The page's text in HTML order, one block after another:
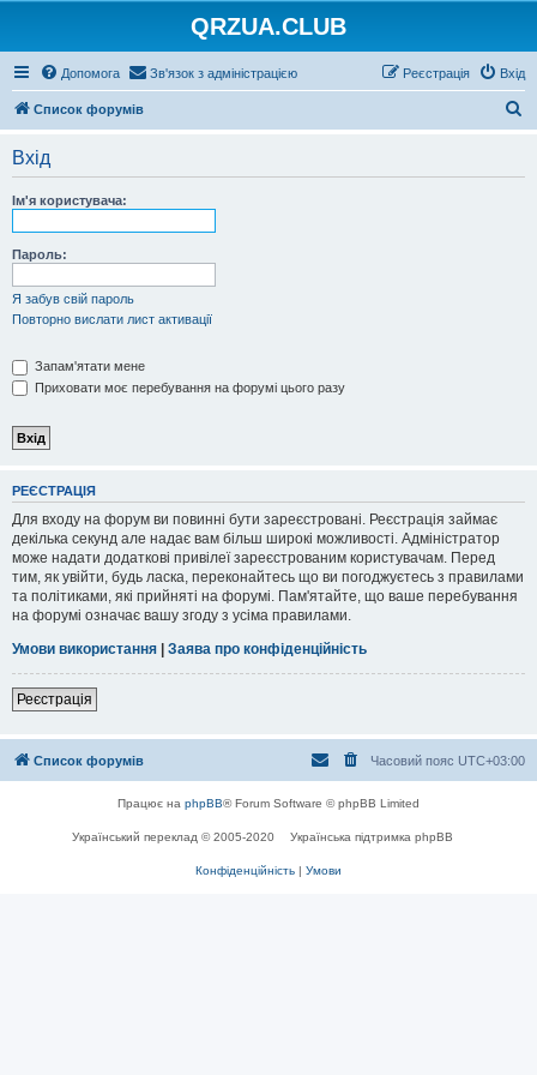
QRZUA.CLUB
Допомога Зв'язок з адміністрацією Вхід
Реєстрація
Список форумів
Вхід
Ім'я користувача:
Пароль:
Я забув свій пароль
Повторно вислати лист активації
Запам'ятати мене
Приховати моє перебування на форумі цього разу
РЕЄСТРАЦІЯ
Для входу на форум ви повинні бути зареєстровані. Реєстрація займає
декілька секунд але надає вам більш широкі можливості. Адміністратор
може надати додаткові привілеї зареєстрованим користувачам. Перед
тим, як увійти, будь ласка, переконайтесь що ви погоджуєтесь з правилами
та політиками, які прийняті на форумі. Пам'ятайте, що ваше перебування
на форумі означає вашу згоду з усіма правилами.
Умови використання | Заява про конфіденційність
Реєстрація
Список форумів Часовий пояс UTC+03:00
Працює на phpBB® Forum Software © phpBB Limited
Український переклад © 2005-2020 Українська підтримка phpBB
Конфіденційність | Умови